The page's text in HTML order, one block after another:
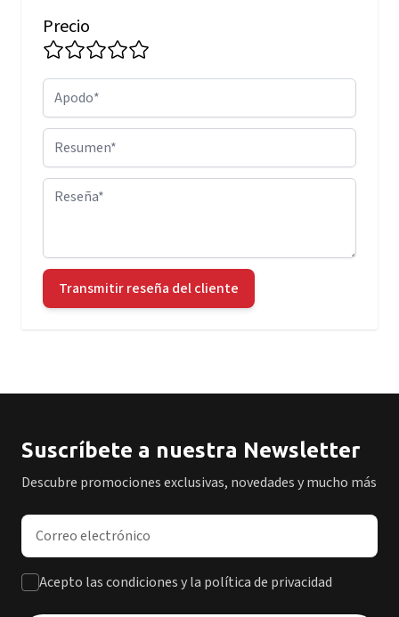
Precio
Apodo
Resumen
Reseña
Transmitir reseña del cliente
Suscríbete a nuestra Newsletter
Descubre promociones exclusivas, novedades y mucho más
Dirección de correo electrónico
Acepto las condiciones y la política de privacidad